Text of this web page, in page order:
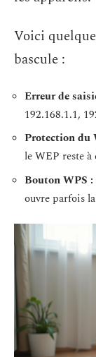
Voici
bascule :
Erreur de
192.168.1.1,
Protection du
le WEP reste à
Bouton WPS :
ouvre parfois